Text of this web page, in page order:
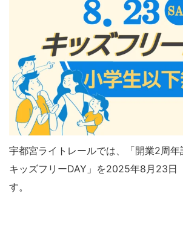
宇都宮ライトレールでは、「開業2周
キッズフリーDAY」を2025年8月23日
す。